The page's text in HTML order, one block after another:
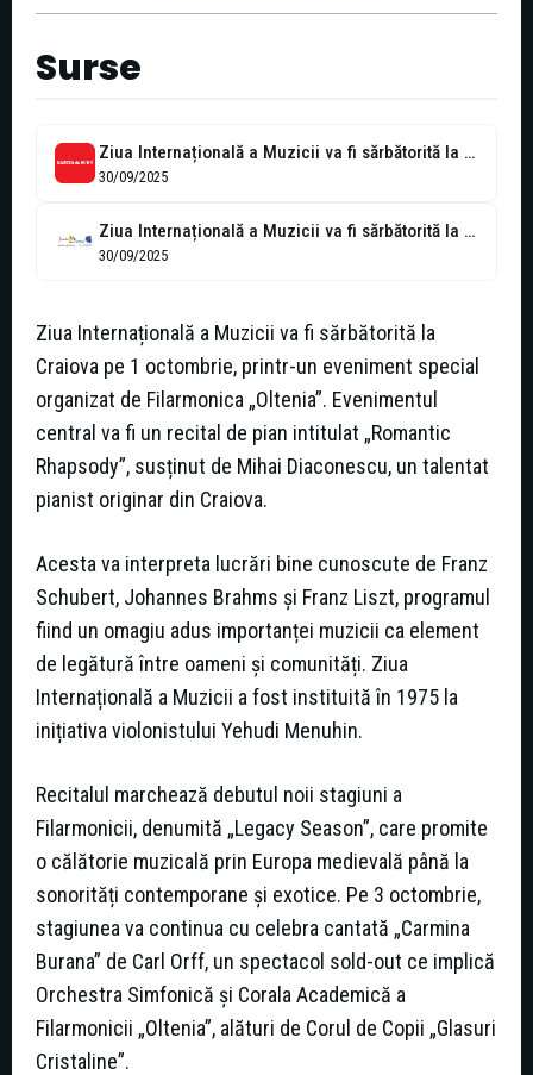
Surse
Ziua Internațională a Muzicii va fi sărbătorită la Craiova prin recitalul „Romantic...
30/09/2025
Ziua Internațională a Muzicii va fi sărbătorită la Craiova prin recitalul „Romantic...
30/09/2025
Ziua Internațională a Muzicii va fi sărbătorită la
Craiova pe 1 octombrie, printr-un eveniment special
organizat de Filarmonica „Oltenia”. Evenimentul
central va fi un recital de pian intitulat „Romantic
Rhapsody”, susținut de Mihai Diaconescu, un talentat
pianist originar din Craiova.
Acesta va interpreta lucrări bine cunoscute de Franz
Schubert, Johannes Brahms și Franz Liszt, programul
fiind un omagiu adus importanței muzicii ca element
de legătură între oameni și comunități. Ziua
Internațională a Muzicii a fost instituită în 1975 la
inițiativa violonistului Yehudi Menuhin.
Recitalul marchează debutul noii stagiuni a
Filarmonicii, denumită „Legacy Season”, care promite
o călătorie muzicală prin Europa medievală până la
sonorități contemporane și exotice. Pe 3 octombrie,
stagiunea va continua cu celebra cantată „Carmina
Burana” de Carl Orff, un spectacol sold-out ce implică
Orchestra Simfonică și Corala Academică a
Filarmonicii „Oltenia”, alături de Corul de Copii „Glasuri
Cristaline”.